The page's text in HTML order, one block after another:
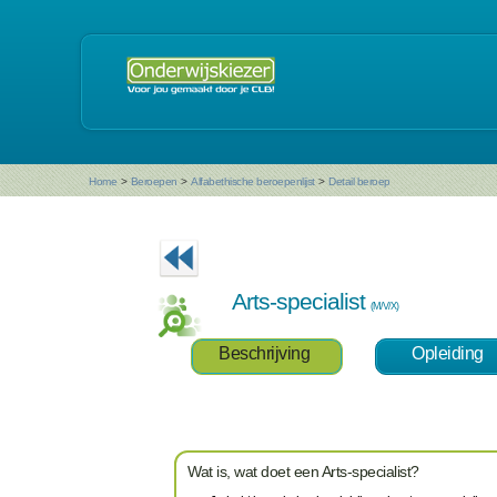
Home > Beroepen > Alfabethische beroepenlijst > Detail beroep
Arts-specialist (M/V/X)
Beschrijving Opleiding
Wat is, wat doet een Arts-specialist?